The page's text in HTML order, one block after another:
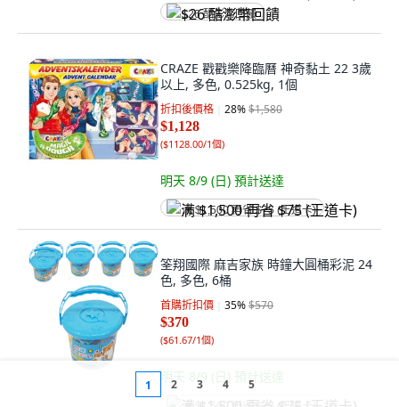
$26 酷澎幣回饋
CRAZE 戳戳樂降臨曆 神奇黏土 22 3歲
以上, 多色, 0.525kg, 1個
折扣後價格 28%$1,580
$1,128
($1128.00/1個)
明天 8/9 (日) 預計送達
满 $1,500 再省 $75 (王道卡)
筌翔國際 麻吉家族 時鐘大圓桶彩泥 24
色, 多色, 6桶
首購折扣價 35%$570
$370
($61.67/1個)
明天 8/9 (日) 預計送達
1 2 3 4 5